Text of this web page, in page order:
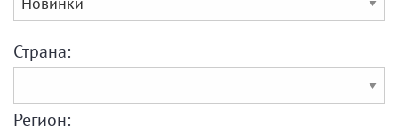
Страна:
Регион: